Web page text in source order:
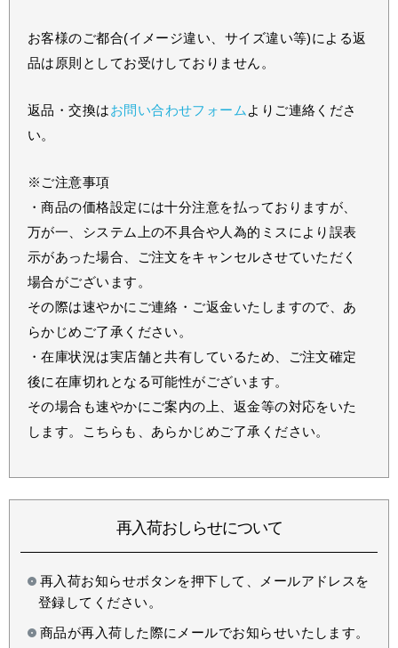
お客様のご都合(イメージ違い、サイズ違い等)による返
品は原則としてお受けしておりません。
返品・交換はお問い合わせフォーム よりご連絡くださ
い。
※ご注意事項
・商品の価格設定には十分注意を払っておりますが、
万が一、システム上の不具合や人為的ミスにより誤表
示があった場合、ご注文をキャンセルさせていただく
場合がございます。
その際は速やかにご連絡・ご返金いたしますので、あ
らかじめご了承ください。
・在庫状況は実店舗と共有しているため、ご注文確定
後に在庫切れとなる可能性がございます。
その場合も速やかにご案内の上、返金等の対応をいた
します。こちらも、あらかじめご了承ください。
再入荷おしらせについて
再入荷お知らせボタンを押下して、メールアドレスを
登録してください。
商品が再入荷した際にメールでお知らせいたします。